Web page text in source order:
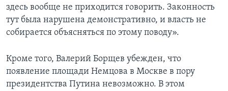
здесь вообще не приходится говорить. Законность
тут была нарушена демонстративно, и власть не
собирается объясняться по этому поводу».
Кроме того, Валерий Борщев убежден, что
появление площади Немцова в Москве в пору
президентства Путина невозможно. В этом